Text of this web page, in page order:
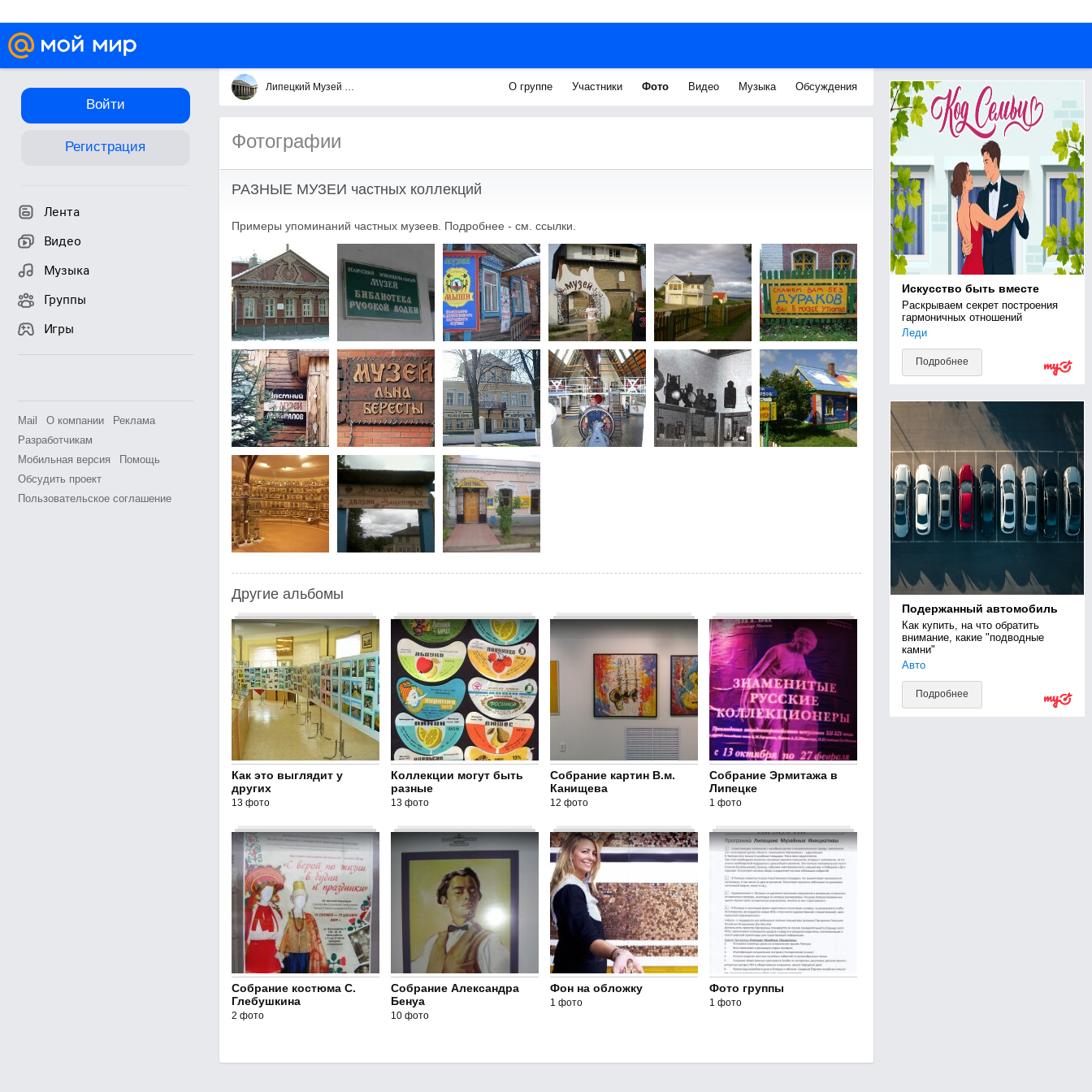
Войти
Регистрация
Лента
Видео
Музыка
Группы
Игры
Mail О компании
Реклама
Разработчикам
Мобильная версия
Помощь
Обсудить проект
Пользовательское соглашение
Липецкий Музей частных коллекций О группе Участники Фото Видео Музыка Обсуждения
Фотографии
РАЗНЫЕ МУЗЕИ частных коллекций
Примеры упоминаний частных музеев. Подробнее - см. ссылки.
Другие альбомы
Как это выглядит у
других
13 фото
Коллекции могут быть
разные
13 фото
Собрание картин В.м.
Канищева
12 фото
Собрание Эрмитажа в
Липецке
1 фото
Собрание костюма С.
Глебушкина
2 фото
Собрание Александра
Бенуа
10 фото
Фон на обложку
1 фото
Фото группы
1 фото
Искусство быть вместе
Раскрываем секрет построения
гармоничных отношений
Леди
Подробнее
Подержанный автомобиль
Как купить, на что обратить
внимание, какие "подводные
камни"
Авто
Подробнее